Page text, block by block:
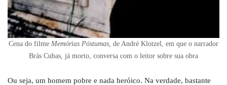
Cena do filme Memórias Póstumas, de André Klotzel, em que o narrador
Brás Cubas, já morto, conversa com o leitor sobre sua obra
Ou seja, um homem pobre e nada heróico. Na verdade, bastante